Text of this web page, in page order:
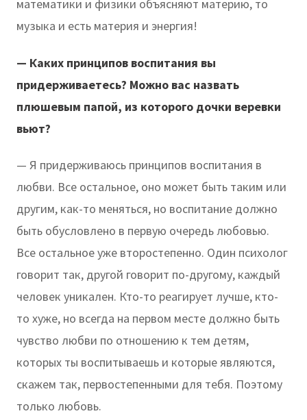
математики и физики объясняют материю, то
музыка и есть материя и энергия!
— Каких принципов воспитания вы
придерживаетесь? Можно вас назвать
плюшевым папой, из которого дочки веревки
вьют?
— Я придерживаюсь принципов воспитания в
любви. Все остальное, оно может быть таким или
другим, как-то меняться, но воспитание должно
быть обусловлено в первую очередь любовью.
Все остальное уже второстепенно. Один психолог
говорит так, другой говорит по-другому, каждый
человек уникален. Кто-то реагирует лучше, кто-
то хуже, но всегда на первом месте должно быть
чувство любви по отношению к тем детям,
которых ты воспитываешь и которые являются,
скажем так, первостепенными для тебя. Поэтому
только любовь.